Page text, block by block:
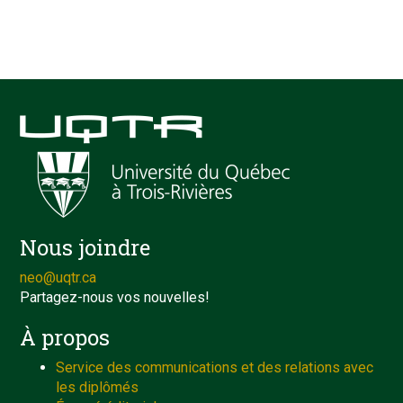
Nous joindre
neo@uqtr.ca
Partagez-nous vos nouvelles!
À propos
Service des communications et des relations avec
les diplômés